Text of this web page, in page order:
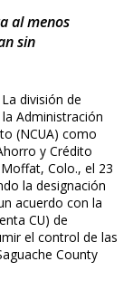
al menos
sin
división de
Administración
(NCUA) como
y Crédito
Colo., el 23
la designación
acuerdo con la
CU) de
el control de las
County